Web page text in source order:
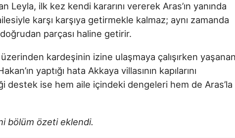
Leyla, ilk kez kendi kararını vererek Aras’ın yanında
karşı karşıya getirmekle kalmaz; aynı zamanda
doğrudan parçası haline getirir.
kardeşinin izine ulaşmaya çalışırken
yaptığı hata Akkaya villasının kapılarını
destek ise hem aile içindeki dengeleri hem de Aras’la
bölüm özeti eklendi.